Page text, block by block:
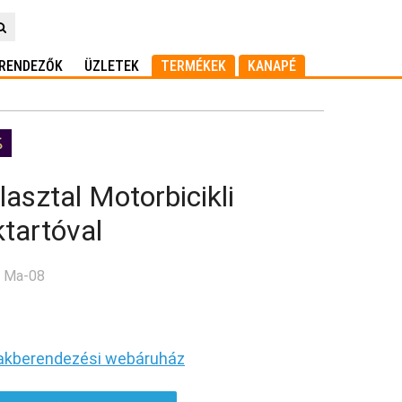
ÜZLETEK TERMÉKEK KANAPÉ
Motorbicikli
Ma-08
webáruház